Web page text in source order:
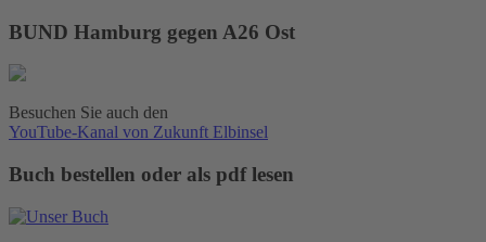
BUND Hamburg gegen A26 Ost
Besuchen Sie auch den
YouTube-Kanal von Zukunft Elbinsel
Buch bestellen oder als pdf lesen